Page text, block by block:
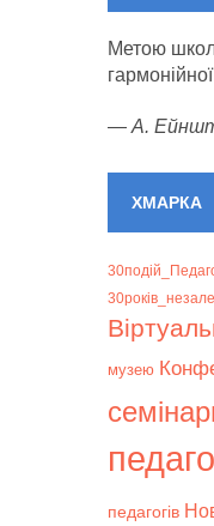
Метою
— А.
ХМАРКА
музею
педагогів